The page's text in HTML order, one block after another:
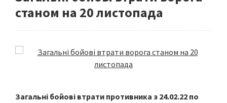
станом на 20 листопада
Загальні бойові втрати противника з 24.02.22 по